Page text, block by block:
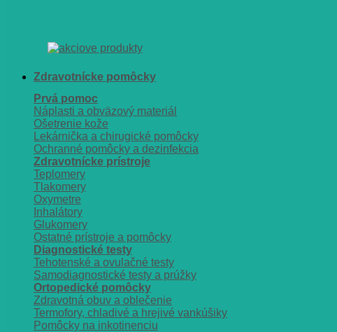
Zdravotnícke pomôcky
Prvá pomoc
Náplasti a obväzový materiál
Ošetrenie kože
Lekárnička a chirugické pomôcky
Ochranné pomôcky a dezinfekcia
Zdravotnícke prístroje
Teplomery
Tlakomery
Oxymetre
Inhalátory
Glukomery
Ostatné prístroje a pomôcky
Diagnostické testy
Tehotenské a ovulačné testy
Samodiagnostické testy a prúžky
Ortopedické pomôcky
Zdravotná obuv a oblečenie
Termofory, chladivé a hrejivé vankúšiky
Pomôcky na inkotinenciu